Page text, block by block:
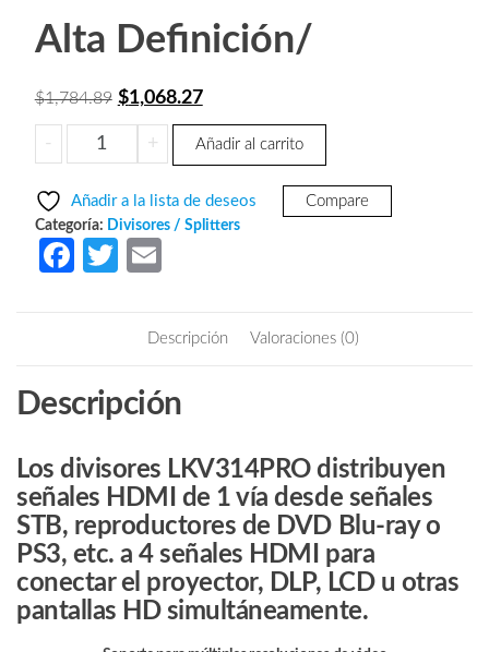
Alta Definición/
$1,784.89 El
precio
original
$1,784.89.
$1,068.27El
precio
$1,068.27.
-
SAXXON
LKV314PRO
Divisor
de
Video
4
Salidas/
Resolución
Ultra
HD,
4K
&
2K
+ Añadir al carrito
Añadir a la lista de deseos Compare
Categoría: Divisores / Splitters
Fa
o
T
itt
ail
Descripción Valoraciones (0)
Descripción
Los divisores LKV314PRO distribuyen
señales HDMI de 1 vía desde señales
STB, reproductores de DVD Blu-ray o
PS3, etc. a 4 señales HDMI para
conectar el proyector, DLP, LCD u otras
pantallas HD simultáneamente.